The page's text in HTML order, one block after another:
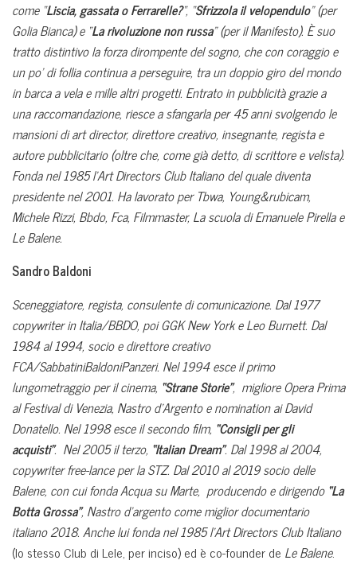
come “Liscia, gassata o Ferrarelle?“, “Sfrizzola il velopendulo” (per
Golia Bianca) e “La rivoluzione non russa” (per il Manifesto). È suo
tratto distintivo la forza dirompente del sogno, che con coraggio e
un po’ di follia continua a perseguire, tra un doppio giro del mondo
in barca a vela e mille altri progetti. Entrato in pubblicità grazie a
una raccomandazione, riesce a sfangarla per 45 anni svolgendo le
mansioni di art director, direttore creativo, insegnante, regista e
autore pubblicitario (oltre che, come già detto, di scrittore e velista).
Fonda nel 1985 l’Art Directors Club Italiano del quale diventa
presidente nel 2001. Ha lavorato per Tbwa, Young&rubicam,
Michele Rizzi, Bbdo, Fca, Filmmaster, La scuola di Emanuele Pirella e
Le Balene.
Sandro Baldoni
Sceneggiatore, regista, consulente di comunicazione. Dal 1977
copywriter in Italia/BBDO, poi GGK New York e Leo Burnett. Dal
1984 al 1994, socio e direttore creativo
FCA/SabbatiniBaldoniPanzeri. Nel 1994 esce il primo
lungometraggio per il cinema, “Strane Storie”, migliore Opera Prima
al Festival di Venezia, Nastro d’Argento e nomination ai David
Donatello. Nel 1998 esce il secondo film, “Consigli per gli
acquisti”. Nel 2005 il terzo, “Italian Dream”. Dal 1998 al 2004,
copywriter free-lance per la STZ. Dal 2010 al 2019 socio delle
Balene, con cui fonda Acqua su Marte, producendo e dirigendo“La
Botta Grossa”, Nastro d’argento come miglior documentario
italiano 2018.Anche lui fonda nel 1985 l’Art Directors Club Italiano
(lo stesso Club di Lele, per inciso) ed è co-founder de Le Balene.